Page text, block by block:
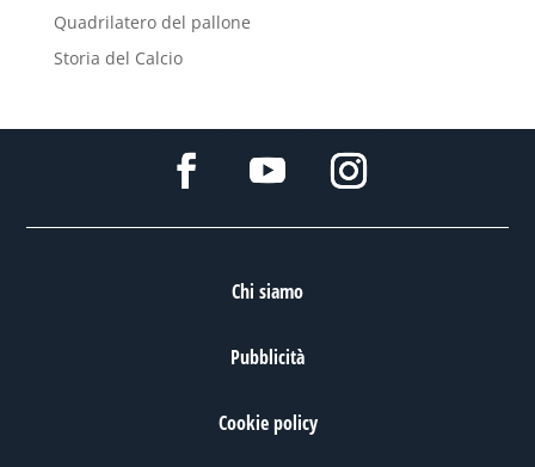
Quadrilatero del pallone
Storia del Calcio
Chi siamo
Pubblicità
Cookie policy